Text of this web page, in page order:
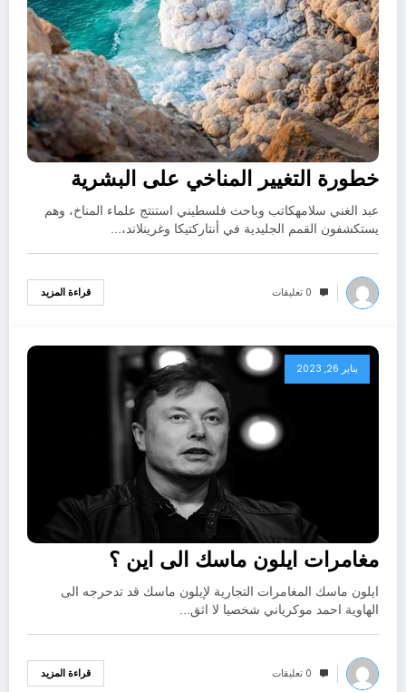
خطورة التغيير المناخي على البشرية
عبد الغني سلامهكاتب وباحث فلسطيني استنتج علماء المناخ، وهم
يستكشفون القمم الجليدية في أنتاركتيكا وغرينلاند،…
0 تعليقات قراءة المزيد
يناير 26, 2023
مغامرات ايلون ماسك الى اين ؟
ايلون ماسك المغامرات التجارية لإيلون ماسك قد تدحرجه الى
الهاوية احمد موكرياني شخصيا لا اثق…
0 تعليقات قراءة المزيد